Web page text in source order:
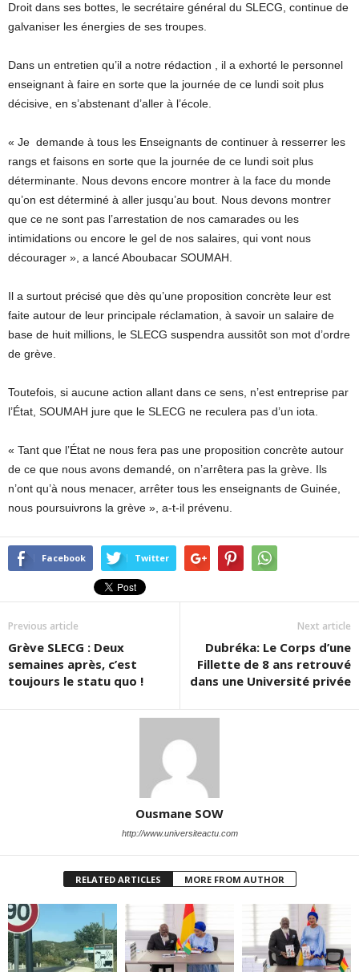
Droit dans ses bottes, le secrétaire général du SLECG, continue de
galvaniser les énergies de ses troupes.
Dans un entretien qu’il a notre rédaction , il a exhorté le personnel
enseignant à faire en sorte que la journée de ce lundi soit plus
décisive, en s’abstenant d’aller à l’école.
« Je demande à tous les Enseignants de continuer à resserrer les
rangs et faisons en sorte que la journée de ce lundi soit plus
déterminante. Nous devons encore montrer à la face du monde
qu’on est déterminé à aller jusqu’au bout. Nous devons montrer
que ce ne sont pas l’arrestation de nos camarades ou les
intimidations ou encore le gel de nos salaires, qui vont nous
décourager », a lancé Aboubacar SOUMAH.
Il a surtout précisé que dès qu’une proposition concrète leur est
faite autour de leur principale réclamation, à savoir un salaire de
base de huit millions, le SLECG suspendra aussitôt son mot d’ordre
de grève.
Toutefois, si aucune action allant dans ce sens, n’est entreprise par
l’État, SOUMAH jure que le SLECG ne reculera pas d’un iota.
« Tant que l’État ne nous fera pas une proposition concrète autour
de ce que nous avons demandé, on n’arrêtera pas la grève. Ils
n’ont qu’à nous menacer, arrêter tous les enseignants de Guinée,
nous poursuivrons la grève », a-t-il prévenu.
Facebook Twitter
Previous article
Grève SLECG : Deux
semaines après, c’est
toujours le statu quo !
Next article
Dubréka: Le Corps d’une
Fillette de 8 ans retrouvé
dans une Université privée
Ousmane SOW
http://www.universiteactu.com
RELATED ARTICLES MORE FROM AUTHOR